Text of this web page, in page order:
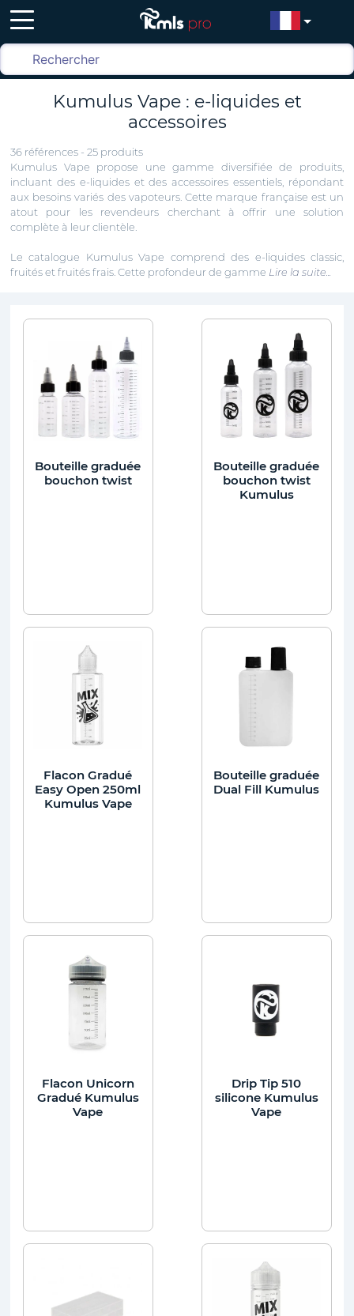
Kumulus Vape : e-liquides et
accessoires
36 références - 25 produits
Kumulus Vape propose une gamme diversifiée de produits,
incluant des e-liquides et des accessoires essentiels, répondant
aux besoins variés des vapoteurs. Cette marque française est un
atout pour les revendeurs cherchant à offrir une solution
complète à leur clientèle.
Le catalogue Kumulus Vape comprend des e-liquides classic,
fruités et fruités frais. Cette profondeur de gamme Lire la suite...
Bouteille graduée
bouchon twist
Bouteille graduée
bouchon twist
Kumulus
Flacon Gradué
Easy Open 250ml
Kumulus Vape
Bouteille graduée
Dual Fill Kumulus
Flacon Unicorn
Gradué Kumulus
Vape
Drip Tip 510
silicone Kumulus
Vape